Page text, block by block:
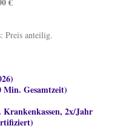
Preis anteilig.
Gesamtzeit)
2x/Jahr